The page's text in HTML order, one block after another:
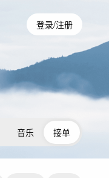
登录/注册
音乐 接单